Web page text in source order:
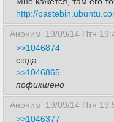
http://
Аноним 19/09/14 Птн
>>1046874
сюда
>>1046865
пофикшено
Аноним 19/09/14 Птн
>>1046377